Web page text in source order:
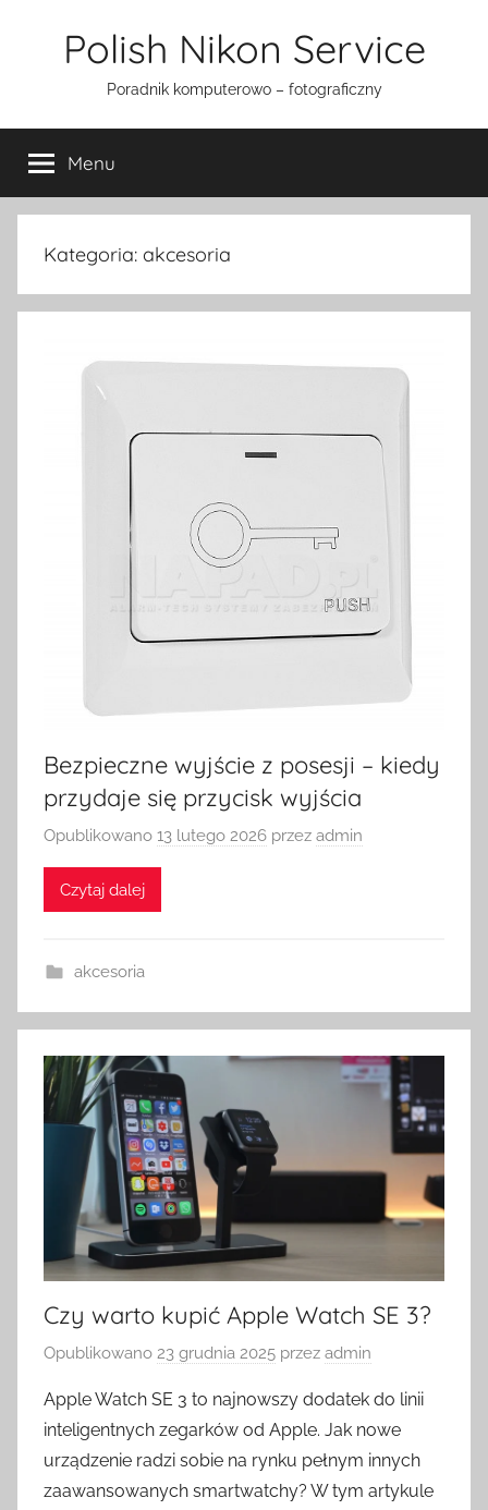
Polish Nikon Service
Poradnik komputerowo – fotograficzny
Menu
Kategoria: akcesoria
Bezpieczne wyjście z posesji – kiedy
przydaje się przycisk wyjścia
Opublikowano 13 lutego 2026 przez admin
Czytaj dalej
akcesoria
Czy warto kupić Apple Watch SE 3?
Opublikowano 23 grudnia 2025 przez admin
Apple Watch SE 3 to najnowszy dodatek do linii
inteligentnych zegarków od Apple. Jak nowe
urządzenie radzi sobie na rynku pełnym innych
zaawansowanych smartwatchy? W tym artykule